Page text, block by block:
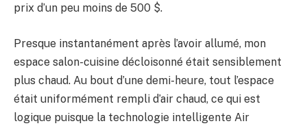
prix d’un peu moins de 500 $.
Presque instantanément après l’avoir allumé, mon
espace salon-cuisine décloisonné était sensiblement
plus chaud. Au bout d’une demi-heure, tout l’espace
était uniformément rempli d’air chaud, ce qui est
logique puisque la technologie intelligente Air